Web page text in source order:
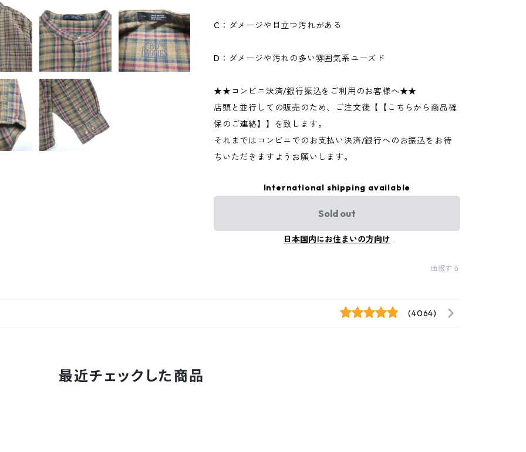
C：ダメージや目立つ汚れがある
D：ダメージや汚れの多い雰囲気系ユーズド
★★コンビニ決済/銀行振込をご利用のお客様へ★★
店頭と並行しての販売のため、ご注文後【【こちらから商品確
保のご連絡】】を致します。
それまではコンビニでのお支払い決済/銀行へのお振込をお待
ちいただきますようお願いします。
International shipping available
Sold out
日本国内にお住まいの方向け
通報する
(4064)
最近チェックした商品